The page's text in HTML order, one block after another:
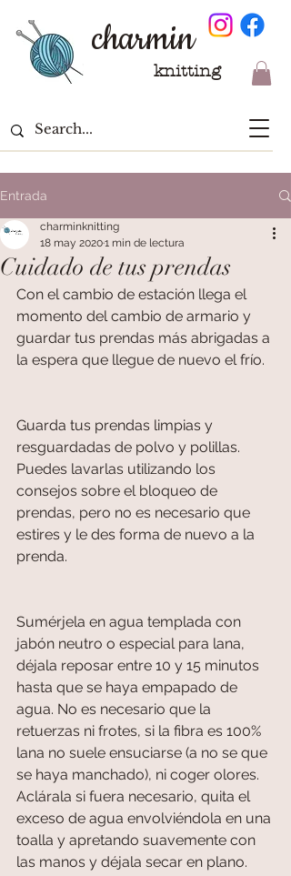
charmin
knitting
Entrada
Cuidado de tus prendas
charminknitting
18 may 20201 min de lectura
Con el cambio de estación llega el
momento del cambio de armario y
guardar tus prendas más abrigadas a
la espera que llegue de nuevo el frío.
Guarda tus prendas limpias y
resguardadas de polvo y polillas.
Puedes lavarlas utilizando los
consejos sobre el bloqueo de
prendas, pero no es necesario que
estires y le des forma de nuevo a la
prenda.
Sumérjela en agua templada con
jabón neutro o especial para lana,
déjala reposar entre 10 y 15 minutos
hasta que se haya empapado de
agua. No es necesario que la
retuerzas ni frotes, si la fibra es 100%
lana no suele ensuciarse (a no se que
se haya manchado), ni coger olores.
Aclárala si fuera necesario, quita el
exceso de agua envolviéndola en una
toalla y apretando suavemente con
las manos y déjala secar en plano.